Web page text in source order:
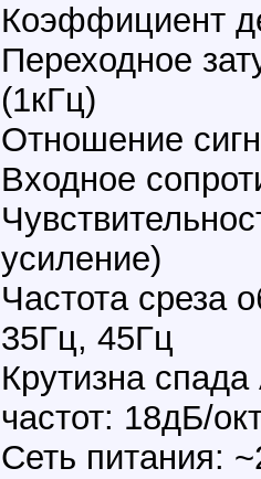
Коэффициент
Переходное
(1кГц)
Отношение
Входное
усиление)
Частота среза
35Гц, 45Гц
Крутизна
частот: 18дБ/
Сеть питания: